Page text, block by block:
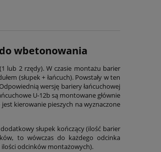
do wbetonowania
lub 2 rzędy). W czasie montażu barier
(słupek + łańcuch). Powstały w ten
wersję bariery łańcuchowej
U-12b są montowane głównie
kierowanie pieszych na wyznaczone
słupek kończący (ilość barier
to wówczas do każdego odcinka
odcinków montażowych).